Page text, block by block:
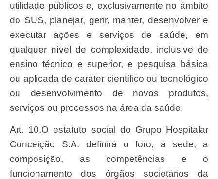
utilidade públicos e, exclusivamente no âmbito
do SUS, planejar, gerir, manter, desenvolver e
executar ações e serviços de saúde, em
qualquer nível de complexidade, inclusive de
ensino técnico e superior, e pesquisa básica
ou aplicada de caráter científico ou tecnológico
ou desenvolvimento de novos produtos,
serviços ou processos na área da saúde.
Art. 10.O estatuto social do Grupo Hospitalar
Conceição S.A. definirá o foro, a sede, a
composição, as competências e o
funcionamento dos órgãos societários da